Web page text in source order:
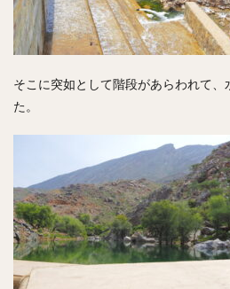
そこに突如として階段があらわれて
た。